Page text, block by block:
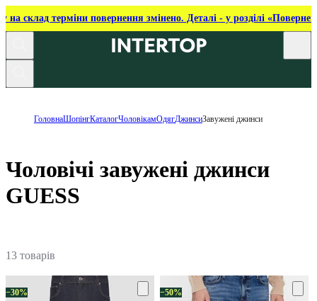
на склад терміни повернення змінено. Деталі - у розділі
ГоловнаШопінгКаталогЧоловікамОдягДжинсиЗавужені джинси
Чоловічі завужені джинси
GUESS
13 товарів
−30% −50%